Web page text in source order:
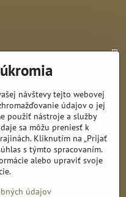
návštevy tejto webovej
údajov o jej
použiť nástroje a služby
sa môžu preniesť k
Kliknutím na „Prijať
s týmto spracovaním.
alebo upraviť svoje
údajov